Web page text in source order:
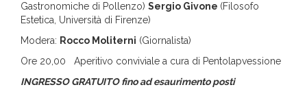
Gastronomiche di Pollenzo) Sergio Givone (Filosofo
Estetica, Università di Firenze)
Modera: Rocco Moliterni (Giornalista)
Ore 20,00 Aperitivo conviviale a cura di Pentolapvessione
INGRESSO GRATUITO fino ad esaurimento posti